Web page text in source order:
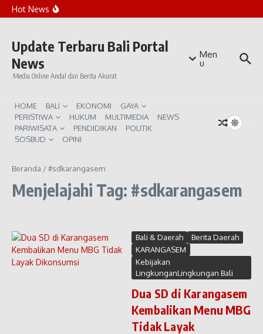
Lewati ke konten
Hot News
Penanaman Ribuan Mangrove di Teluk Benoa
Update Terbaru Bali Portal
News
Media Online Andal dan Berita Akurat
Men
u
HOME BALI EKONOMI
GAYA
PERISTIWA
HUKUM MULTIMEDIA
NEWS
PARIWISATA
PENDIDIKAN
POLITIK
SOSBUD
OPINI
Beranda /#sdkarangasem
Menjelajahi Tag: #sdkarangasem
Bali & Daerah
Berita Daerah
KARANGASEM
Kebijakan
LingkunganLingkungan Bali
Dua SD di Karangasem
Kembalikan Menu MBG
Tidak Layak